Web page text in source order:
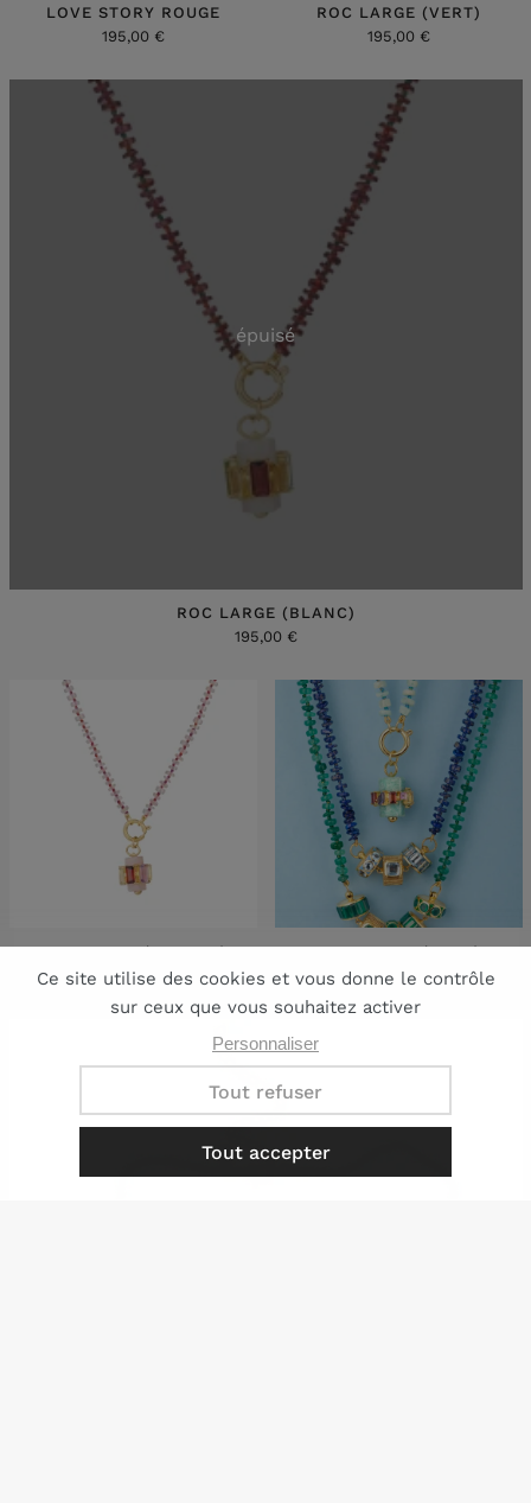
LOVE STORY ROUGE
195,00 €
ROC LARGE (VERT)
195,00 €
épuisé
ROC LARGE (BLANC)
195,00 €
ROC LARGE (QUARTZ)
195,00 €
ROC SMALL (BLEU)
179,00 €